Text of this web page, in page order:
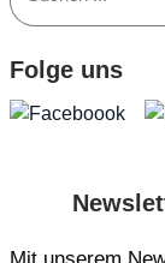
Folge uns